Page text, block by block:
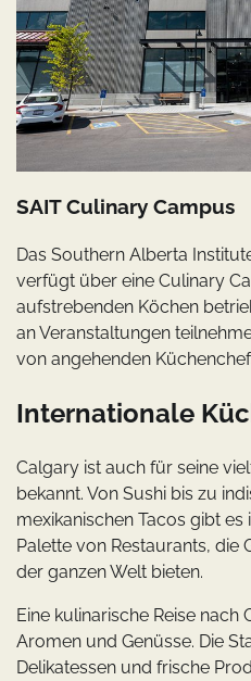
SAIT Culinary Campus
Das Southern Alberta
verfügt über eine Culinary
aufstrebenden Köchen
an Veranstaltungen
von angehenden
Internationale
Calgary ist auch für seine
bekannt. Von Sushi bis zu
mexikanischen Tacos gibt es
Palette von Restaurants, die
der ganzen Welt bieten.
Eine kulinarische Reise nach
Aromen und Genüsse. Die
Delikatessen und frische